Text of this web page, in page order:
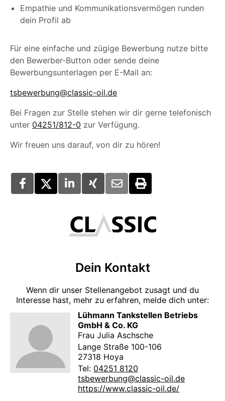
Empathie und Kommunikationsvermögen runden
dein Profil ab
Für eine einfache und zügige Bewerbung nutze bitte
den Bewerber-Button oder sende deine
Bewerbungsunterlagen per E-Mail an:
tsbewerbung@classic-oil.de
Bei Fragen zur Stelle stehen wir dir gerne telefonisch
unter 04251/812-0 zur Verfügung.
Wir freuen uns darauf, von dir zu hören!
Dein Kontakt
Wenn dir unser Stellenangebot zusagt und du
Interesse hast, mehr zu erfahren, melde dich unter:
Lühmann Tankstellen Betriebs
GmbH & Co. KG
Frau Julia Aschsche
Lange Straße 100-106
27318 Hoya
Tel: 04251 8120
tsbewerbung@classic-oil.de
https://www.classic-oil.de/